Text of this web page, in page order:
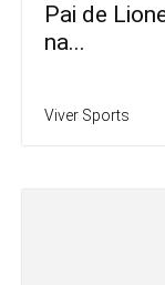
Pai de
na...
Viver Sports